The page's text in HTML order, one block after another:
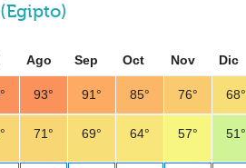
Ago Sep Oct Nov
Dic
93° 91° 85° 76° 68°
71° 69° 64° 57° 51°